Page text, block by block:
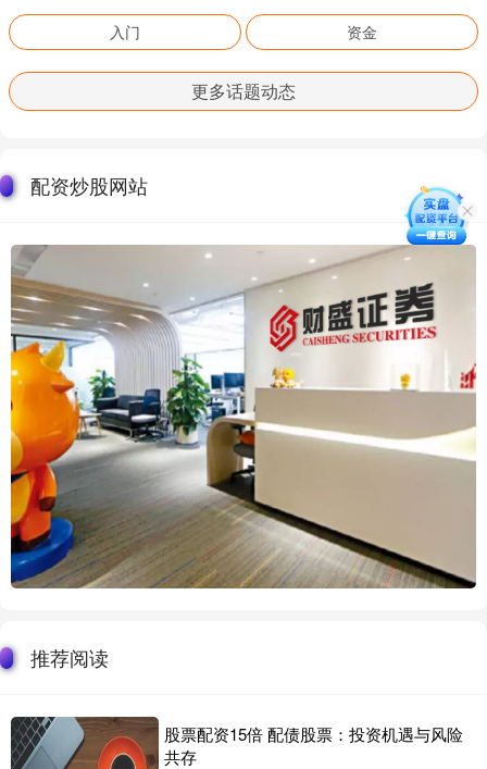
入门 资金
更多话题动态
配资炒股网站
推荐阅读
股票配资15倍 配债股票：投资机遇与风险
共存